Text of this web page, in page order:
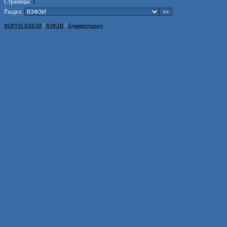
Страницы: 1
Раздел:
ФОРУМ ВЗФЭИ /ВЗФЭИ / Администратору